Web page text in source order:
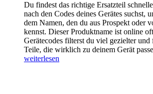
Du findest das richtige Ersatzteil
nach den Codes deines Gerätes suchst,
dem Namen, den du aus Prospekt oder
kennst. Dieser Produktname ist online
Gerätecodes filterst du viel gezielter und
Teile, die wirklich zu deinem Gerät
weiterlesen